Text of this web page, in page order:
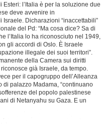
l’Italia è per la soluzione due
deve avvenire in
Dicharazioni “inaccettabili”
del Pd: “Ma cosa dice? Sa di
l’Italia lo ha riconosciuto nel 1949,
gli accordi di Oslo. È Israele
illegale dei suoi territori”.
della Camera sui diritti
già Israele, da tempo.
per il capogruppo dell’Alleanza
di palazzo Madama, “continuano
del popolo palestinese
di Netanyahu su Gaza. E un